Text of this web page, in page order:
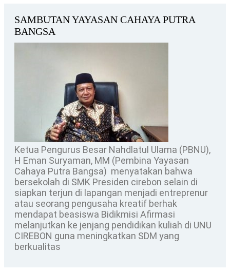
SAMBUTAN YAYASAN CAHAYA PUTRA
BANGSA
Ketua Pengurus Besar Nahdlatul Ulama (PBNU),
H Eman Suryaman, MM (Pembina Yayasan
Cahaya Putra Bangsa) menyatakan bahwa
bersekolah di SMK Presiden cirebon selain di
siapkan terjun di lapangan menjadi entreprenur
atau seorang pengusaha kreatif berhak
mendapat beasiswa Bidikmisi Afirmasi
melanjutkan ke jenjang pendidikan kuliah di UNU
CIREBON guna meningkatkan SDM yang
berkualitas